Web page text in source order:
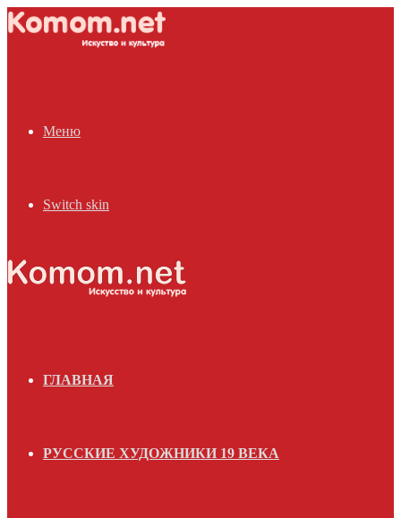
Меню
Switch skin
ГЛАВНАЯ
РУССКИЕ ХУДОЖНИКИ 19 ВЕКА